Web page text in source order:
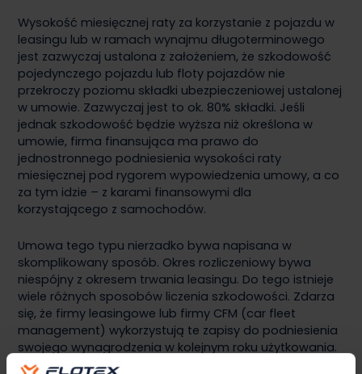
Wysokość miesięcznej raty za korzystanie z pojazdu w
leasingu lub w ramach wynajmu długoterminowego
jest zazwyczaj ustalona z założeniem, że szkodowość
pojedynczego pojazdu lub floty pojazdów nie
przekroczy poziomu składki ubezpieczeniowej ustalonej
w umowie. Zazwyczaj jest to ok. 80% składki. Jeśli
jednak szkodowość będzie wyższa niż określona w
umowie, firma finansująca ma prawo do
jednostronnego podniesienia wysokości raty
miesięcznej pod rygorem wypowiedzenia umowy, a co
za tym idzie – z karami finansowymi dla
korzystającego z samochodów.
Umowa tego typu nierzadko bywa napisana w
skomplikowany sposób. Okres rozliczeniowy bywa
niespójny z okresem trwania leasingu. Do tego istnieje
wiele różnych sposobów liczenia szkodowości. Zdarza
się, że firmy leasingowe lub firmy CFM (car fleet
management) wykorzystują te zapisy do podniesienia
swojego wynagrodzenia w kolejnym roku użytkowania.